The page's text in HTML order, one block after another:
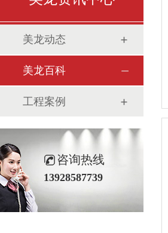
美龙动态
美龙百科
工程案例
咨询热线
13928587739